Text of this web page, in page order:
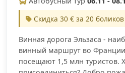
Скидка 30 € за 20 боликов
Винная дорога Эльзаса -
винный маршрут во
посещают 1,5 млн туристов.